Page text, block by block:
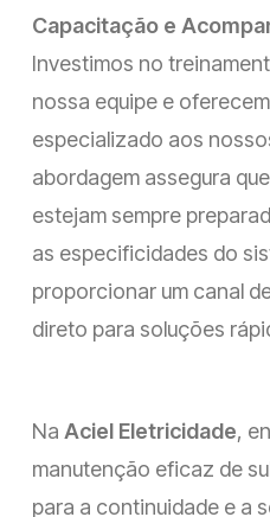
Capacitação e
Investimos no
nossa equipe e
especializado aos
abordagem assegura
estejam sempre
as especificidades do
proporcionar um canal
direto para soluções
Na Aciel Eletricidade,
manutenção eficaz de
para a continuidade e a